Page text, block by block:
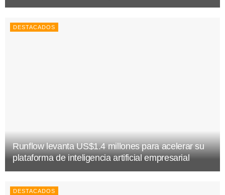
DESTACADOS
Runflow levanta US$1.4 millones para acelerar su
plataforma de inteligencia artificial empresarial
DESTACADOS